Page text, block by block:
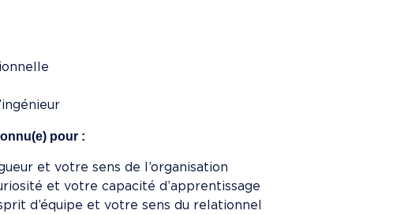
pour :
et votre sens de l’organisation
et votre capacité d’apprentissage
d’équipe et votre sens du relationnel